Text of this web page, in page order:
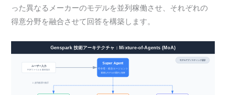
った異なるメーカーのモデルを並列稼働させ、それぞれの
得意分野を融合させて回答を構築します。